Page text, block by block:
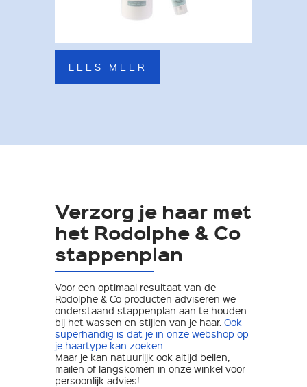
LEES MEER
Verzorg je haar met
het Rodolphe & Co
stappenplan
Voor een optimaal resultaat van de
Rodolphe & Co producten adviseren we
onderstaand stappenplan aan te houden
bij het wassen en stijlen van je haar. Ook
superhandig is dat je in onze webshop op
je haartype kan zoeken.
Maar je kan natuurlijk ook altijd bellen,
mailen of langskomen in onze winkel voor
persoonlijk advies!